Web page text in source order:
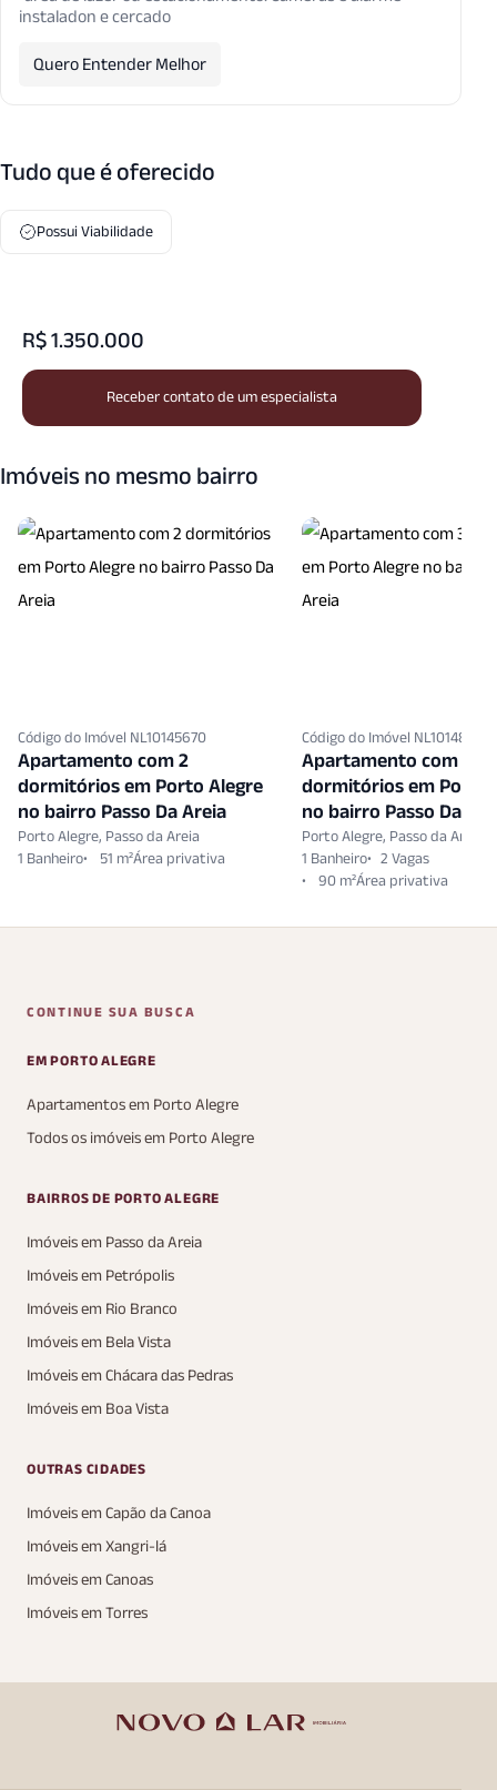
instaladon e cercado
Quero Entender Melhor
Tudo que é oferecido
Possui Viabilidade
R$ 1.350.000
Receber contato de um especialista
Imóveis no mesmo bairro
Código do Imóvel NL10145670
Apartamento com 2
dormitórios em Porto Alegre
no bairro Passo Da Areia
Porto Alegre, Passo da Areia
1 Banheiro
51 m²
Código do Imóvel NL10148608
Apartamento com 3
dormitórios em Porto
no bairro Passo Da
Porto Alegre, Passo da Areia
1 Banheiro
2 Vagas
90 m²
CONTINUE SUA BUSCA
EM PORTO ALEGRE
Apartamentos em Porto Alegre
Todos os imóveis em Porto Alegre
BAIRROS DE PORTO ALEGRE
Imóveis em Passo da Areia
Imóveis em Petrópolis
Imóveis em Rio Branco
Imóveis em Bela Vista
Imóveis em Chácara das Pedras
Imóveis em Boa Vista
OUTRAS CIDADES
Imóveis em Capão da Canoa
Imóveis em Xangri-lá
Imóveis em Canoas
Imóveis em Torres